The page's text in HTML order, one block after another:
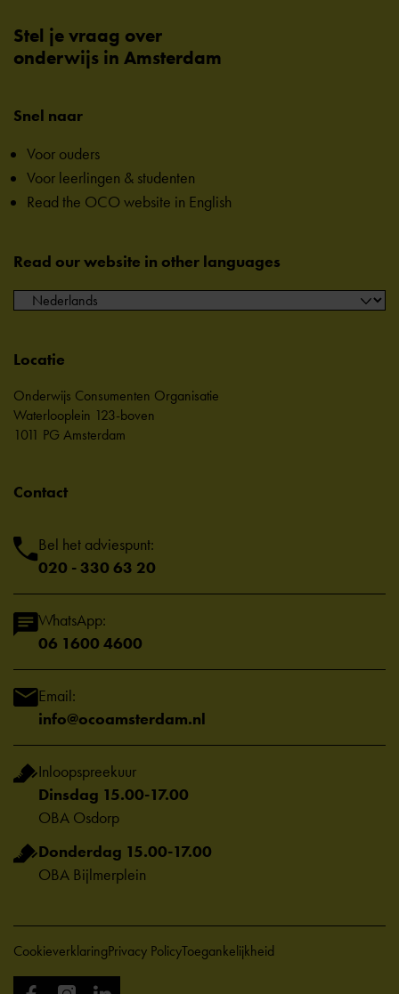
Stel je vraag over
onderwijs in Amsterdam
Snel naar
Voor ouders
Voor leerlingen & studenten
Read the OCO website in English
Read our website in other languages
Locatie
Onderwijs Consumenten Organisatie
Waterlooplein 123-boven
1011 PG Amsterdam
Contact
Bel het adviespunt:
020 - 330 63 20
WhatsApp:
06 1600 4600
Email:
info@ocoamsterdam.nl
Inloopspreekuur
Dinsdag 15.00-17.00
OBA Osdorp
Donderdag 15.00-17.00
OBA Bijlmerplein
CookieverklaringPrivacy PolicyToegankelijkheid